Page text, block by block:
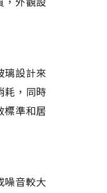
璃設計來
耗，同時
標準和居
噪音較大